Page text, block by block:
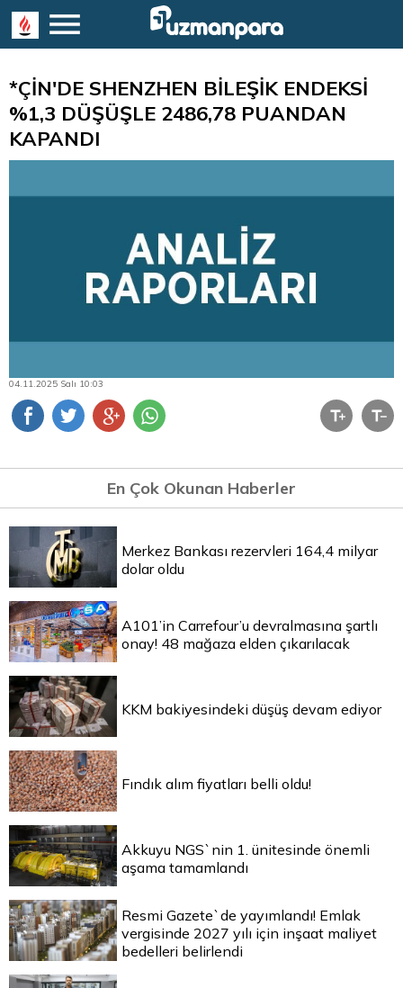
*ÇİN'DE SHENZHEN BİLEŞİK ENDEKSİ
%1,3 DÜŞÜŞLE 2486,78 PUANDAN
KAPANDI
04.11.2025 Salı 10:03
En Çok Okunan Haberler
Merkez Bankası rezervleri 164,4 milyar
dolar oldu
A101’in Carrefour’u devralmasına şartlı
onay! 48 mağaza elden çıkarılacak
KKM bakiyesindeki düşüş devam ediyor
Fındık alım fiyatları belli oldu!
Akkuyu NGS`nin 1. ünitesinde önemli
aşama tamamlandı
Resmi Gazete`de yayımlandı! Emlak
vergisinde 2027 yılı için inşaat maliyet
bedelleri belirlendi